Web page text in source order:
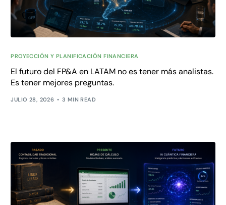
PROYECCIÓN Y PLANIFICACIÓN FINANCIERA
El futuro del FP&A en LATAM no es tener más analistas.
Es tener mejores preguntas.
JULIO 28, 2026 3 MIN READ